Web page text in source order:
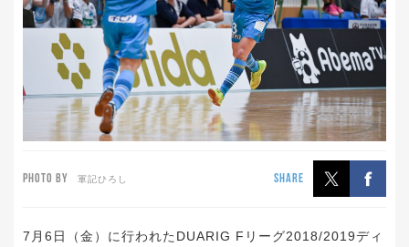
PHOTO BY 軍記ひろし SHARE
7月6日（金）に行われたDUARIG Fリーグ2018/2019ディ